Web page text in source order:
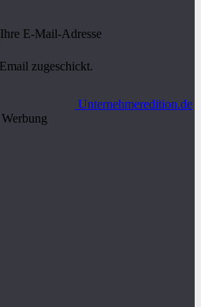
Ihre E-Mail-Adresse
zugeschickt.
Unternehmeredition.de
Werbung